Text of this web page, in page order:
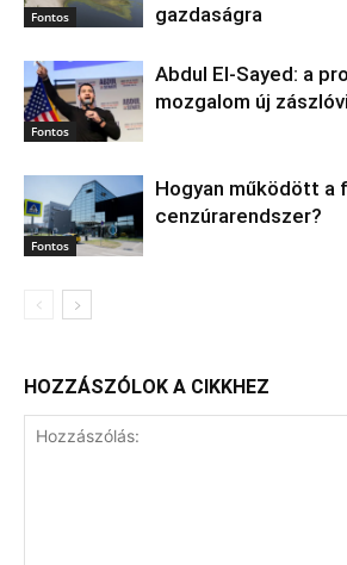
Fontos
gazdaságra
Fontos
Abdul El‑Sayed: a
mozgalom új
Fontos
Hogyan működött a
cenzúrarendszer?
HOZZÁSZÓLOK A CIKKHEZ